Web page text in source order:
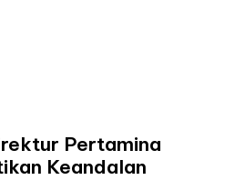
Pertamina
Keandalan